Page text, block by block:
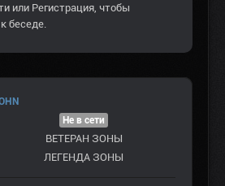
или Регистрация , чтобы
беседе.
Не в сети
ВЕТЕРАН ЗOНЫ
ЛЕГЕНДА ЗОНЫ